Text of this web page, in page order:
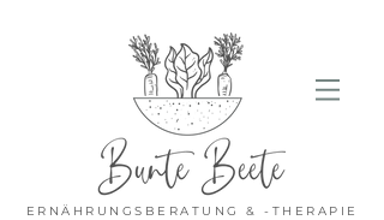
ERNÄHRUNGSBERATUNG & -THERAPIE